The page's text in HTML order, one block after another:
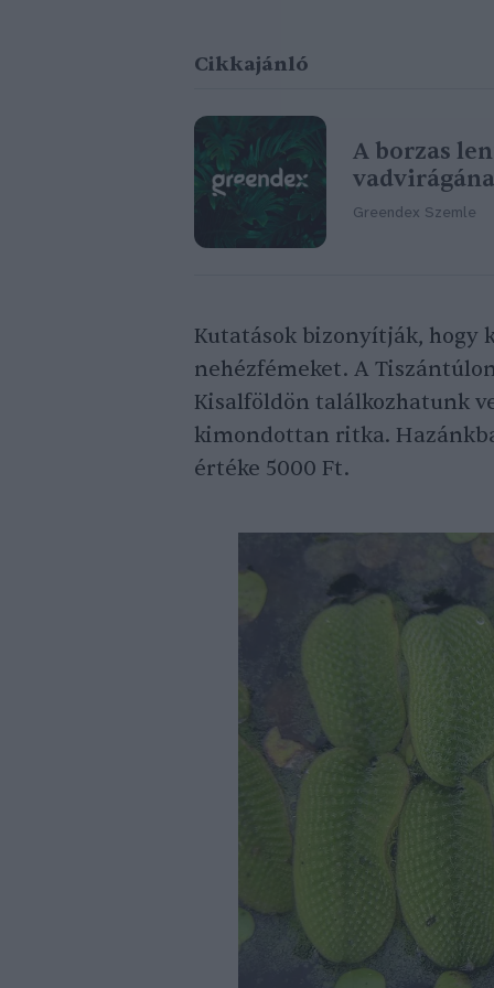
Cikkajánló
A borzas
Greendex Szemle
Kutatások bizonyítják, hogy
nehézfémeket. A
Kisalföldön találkozhatunk
kimondottan ritka.
értéke 5000 Ft.